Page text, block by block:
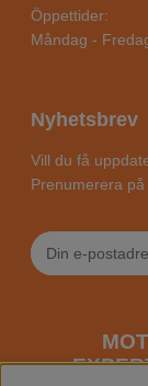
Öppettider:
Måndag -
Nyhetsbrev
Vill du få
Prenumerera